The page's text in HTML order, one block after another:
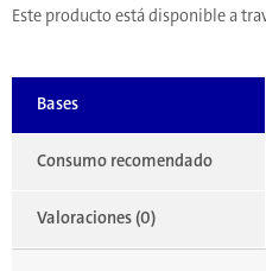
Este producto está disponible a
Bases
Consumo recomendado
Valoraciones (0)